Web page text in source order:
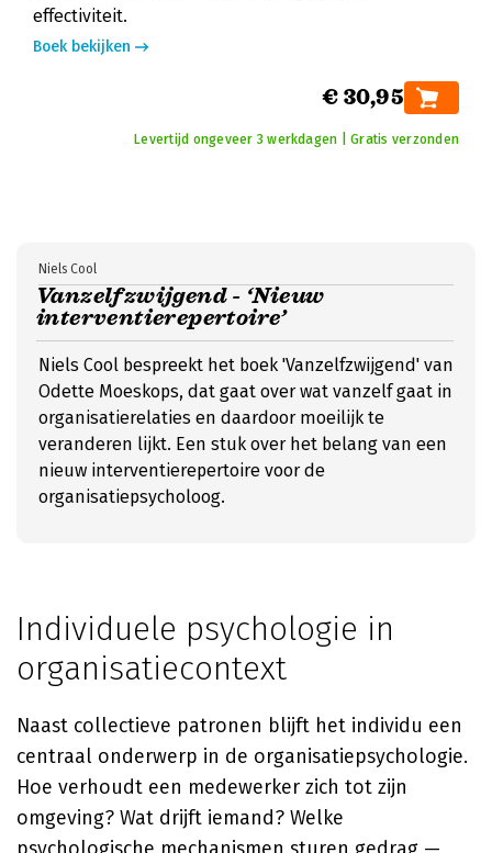
effectiviteit.
Boek bekijken
€ 30,95
Levertijd ongeveer 3 werkdagen | Gratis verzonden
Vanzelfzwijgend - ‘Nieuw
interventierepertoire’
Niels Cool
Niels Cool bespreekt het boek 'Vanzelfzwijgend' van
Odette Moeskops, dat gaat over wat vanzelf gaat in
organisatierelaties en daardoor moeilijk te
veranderen lijkt. Een stuk over het belang van een
nieuw interventierepertoire voor de
organisatiepsycholoog.
Individuele psychologie in
organisatiecontext
Naast collectieve patronen blijft het individu een
centraal onderwerp in de organisatiepsychologie.
Hoe verhoudt een medewerker zich tot zijn
omgeving? Wat drijft iemand? Welke